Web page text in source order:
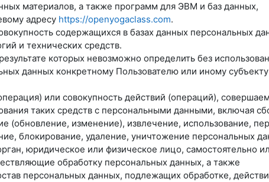
материалов, а также программ для ЭВМ и баз данных,
адресу https://openyogaclass.com.
содержащихся в базах данных персональных
и технических средств.
которых невозможно определить без
данных конкретному Пользователю или иному субъекту
или совокупность действий (операций),
таких средств с персональными данными, включая
(обновление, изменение), извлечение, использование,
блокирование, удаление, уничтожение персональных
юридическое или физическое лицо, самостоятельно
обработку персональных данных, а также
персональных данных, подлежащих обработке,